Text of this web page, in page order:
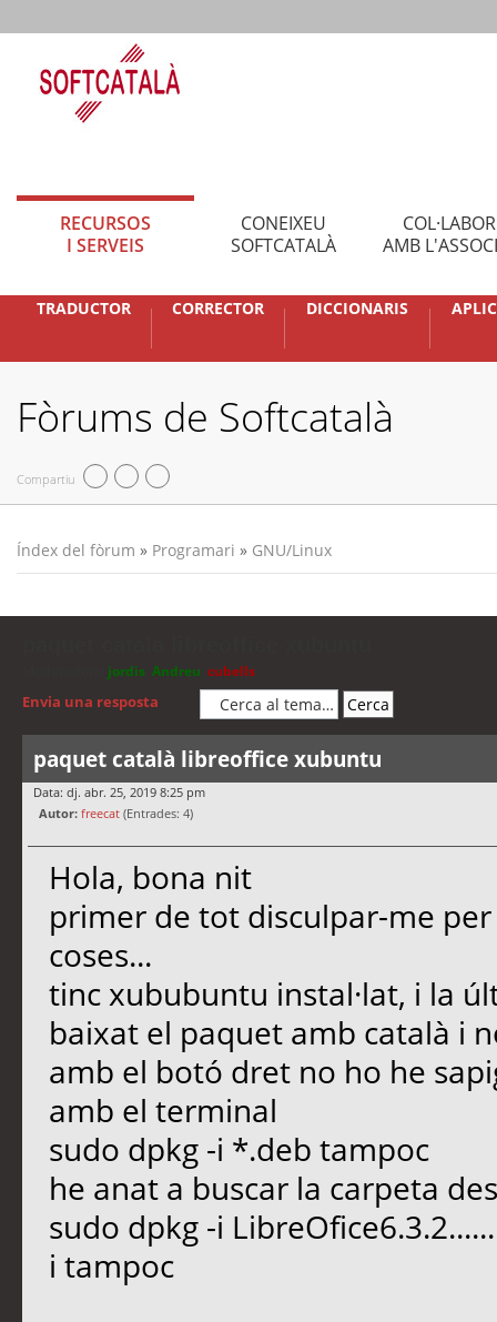
RECURSOS
I SERVEIS
CONEIXEU
SOFTCATALÀ
AMB
TRADUCTOR CORRECTOR DICCIONARIS
Fòrums de Softcatalà
Compartiu
Índex del fòrum » Programari » GNU/Linux
jordis Andreu cubells
Envia una resposta
paquet català libreoffice xubuntu
Data: dj. abr. 25, 2019 8:25 pm
Autor: freecat (Entrades: 4)
Hola, bona nit
primer de tot disculpar-me
coses...
tinc xububuntu instal·lat, i la
baixat el paquet amb català i
amb el botó dret no ho he
amb el terminal
sudo dpkg -i *.deb tampoc
he anat a buscar la carpeta
sudo dpkg -i LibreOfice6.3.2......
i tampoc